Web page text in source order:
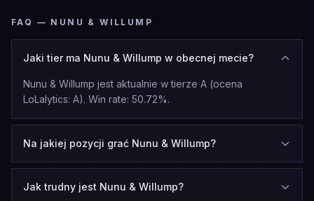
FAQ — NUNU & WILLUMP
Jaki tier ma Nunu & Willump w obecnej mecie?
Nunu & Willump jest aktualnie w tierze A (ocena
LoLalytics: A). Win rate: 50.72%.
Na jakiej pozycji grać Nunu & Willump?
Jak trudny jest Nunu & Willump?